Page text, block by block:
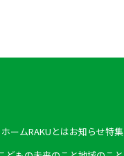
ホームRAKUとはお知らせ特集